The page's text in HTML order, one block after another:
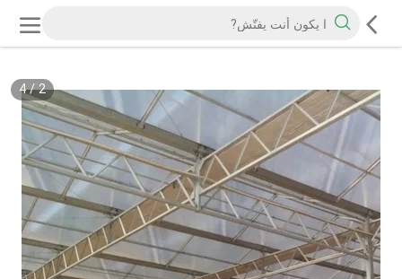
2
/
4